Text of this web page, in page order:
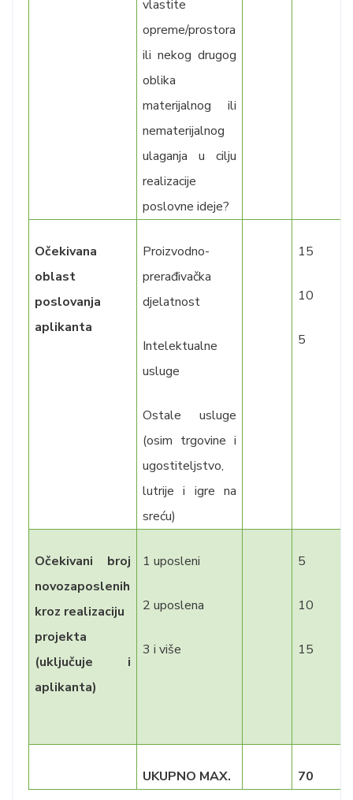
vlastite
opreme/prostora
ili nekog drugog
oblika
materijalnog ili
nematerijalnog
ulaganja u cilju
realizacije
poslovne ideje?
Očekivana
oblast
poslovanja
aplikanta
Proizvodno-
prerađivačka
djelatnost
Intelektualne
usluge
Ostale usluge
(osim trgovine i
ugostiteljstvo,
lutrije i igre na
sreću)
15
10
5
Očekivani broj
novozaposlenih
kroz realizaciju
projekta
(uključuje i
aplikanta)
1 uposleni
2 uposlena
3 i više
5
10
15
UKUPNO MAX. 70